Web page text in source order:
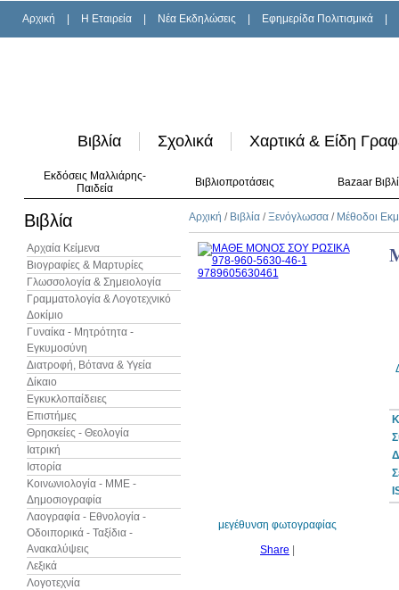
Αρχική H Εταιρεία Νέα Εκδηλώσεις Εφημερίδα Πολιτισμικά
Βιβλία Σχολικά Χαρτικά & Είδη
Εκδόσεις Μαλλιάρης-
Παιδεία
Βιβλιοπροτάσεις Bazaar
Βιβλία
Αρχαία Κείμενα
Βιογραφίες & Μαρτυρίες
Γλωσσολογία & Σημειολογία
Γραμματολογία & Λογοτεχνικό
Δοκίμιο
Γυναίκα - Μητρότητα -
Εγκυμοσύνη
Διατροφή, Βότανα & Υγεία
Δίκαιο
Εγκυκλοπαίδειες
Επιστήμες
Θρησκείες - Θεολογία
Ιατρική
Ιστορία
Κοινωνιολογία - ΜΜΕ -
Δημοσιογραφία
Λαογραφία - Εθνολογία -
Οδοιπορικά - Ταξίδια -
Ανακαλύψεις
Λεξικά
Λογοτεχνία
Αρχική / Βιβλία /Ξενόγλωσσα / Μέθοδοι
μεγέθυνση φωτογραφίας
Share